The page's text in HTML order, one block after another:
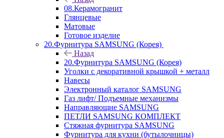
08.Керамогранит
Глянцевые
Матовые
Готовое изделие
20.Фурнитура SAMSUNG (Корея)
Назад
20.Фурнитура SAMSUNG (Корея)
Уголки с декоративной крышкой + металл
Навесы
Электронный каталог SAMSUNG
Газ лифт/ Подъемные механизмы
Направляющие SAMSUNG
ПЕТЛИ SAMSUNG КОМПЛЕКТ
Стяжная фурнитура SAMSUNG
Фурнитура для кухни (бутылочницы)